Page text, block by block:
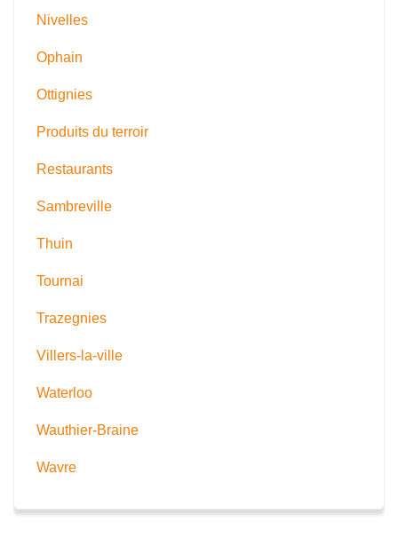
Nivelles
Ophain
Ottignies
Produits du terroir
Restaurants
Sambreville
Thuin
Tournai
Trazegnies
Villers-la-ville
Waterloo
Wauthier-Braine
Wavre